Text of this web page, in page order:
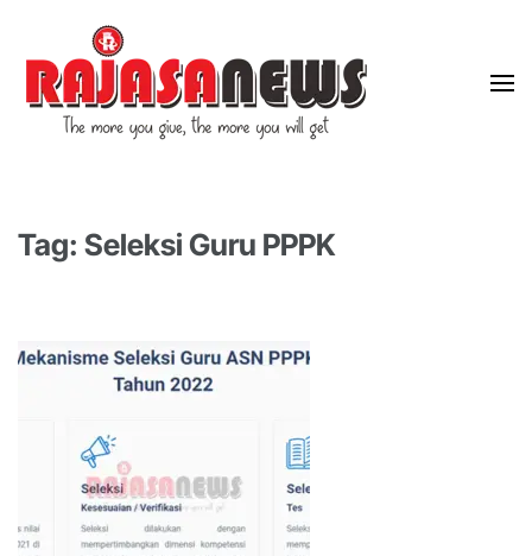
Tag: Seleksi Guru PPPK